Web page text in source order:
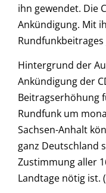
ihn gewendet. Die
Ankündigung. Mit
Rundfunkbeitrages
Hintergrund der
Ankündigung der
Beitragserhöhung
Rundfunk um
Sachsen-Anhalt
ganz Deutschland
Zustimmung aller
Landtage nötig ist.